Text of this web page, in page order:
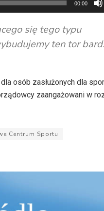
00:00
się tego typu
ten tor
osób zasłużonych dla
zaangażowani w
Centrum Sportu